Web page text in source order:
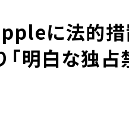
に法的
明白な独占